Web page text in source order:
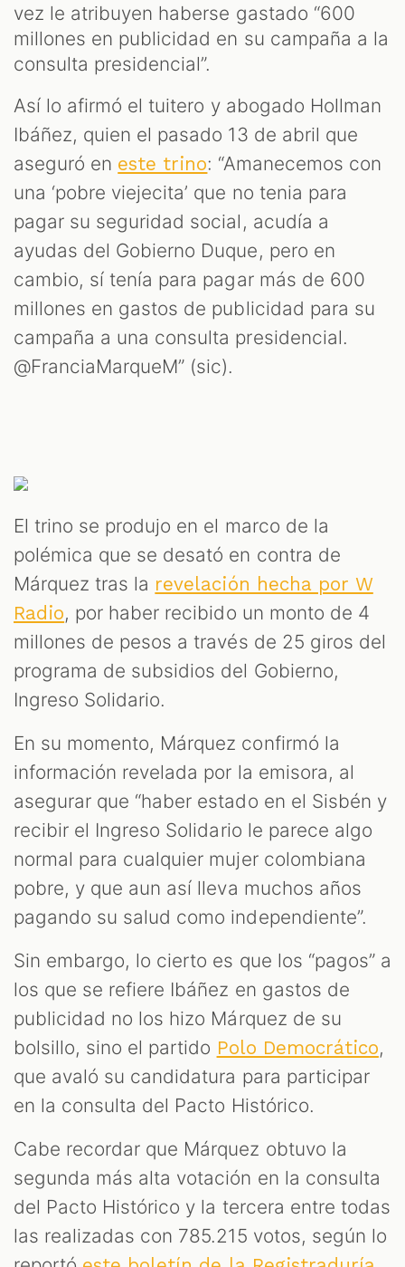
vez le atribuyen haberse gastado “600
millones en publicidad en su campaña a la
consulta presidencial”.
Así lo afirmó el tuitero y abogado Hollman
Ibáñez, quien el pasado 13 de abril que
aseguró en este trino: “Amanecemos con
una ‘pobre viejecita’ que no tenia para
pagar su seguridad social, acudía a
ayudas del Gobierno Duque, pero en
cambio, sí tenía para pagar más de 600
millones en gastos de publicidad para su
campaña a una consulta presidencial.
@FranciaMarqueM” (sic).
El trino se produjo en el marco de la
polémica que se desató en contra de
Márquez tras la revelación hecha por W
Radio, por haber recibido un monto de 4
millones de pesos a través de 25 giros del
programa de subsidios del Gobierno,
Ingreso Solidario.
En su momento, Márquez confirmó la
información revelada por la emisora, al
asegurar que “haber estado en el Sisbén y
recibir el Ingreso Solidario le parece algo
normal para cualquier mujer colombiana
pobre, y que aun así lleva muchos años
pagando su salud como independiente”.
Sin embargo, lo cierto es que los “pagos” a
los que se refiere Ibáñez en gastos de
publicidad no los hizo Márquez de su
bolsillo, sino el partido Polo Democrático,
que avaló su candidatura para participar
en la consulta del Pacto Histórico.
Cabe recordar que Márquez obtuvo la
segunda más alta votación en la consulta
del Pacto Histórico y la tercera entre todas
las realizadas con 785.215 votos, según lo